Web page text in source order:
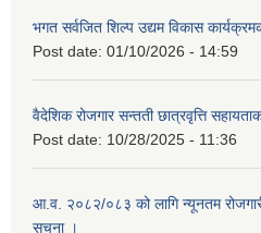
भगत सर्वजित शिल्प उद्यम विकास
Post date: 01/10/2026 - 14:59
वैदेशिक रोजगार सन्तती छात्रवृत्ति
Post date: 10/28/2025 - 11:36
आ.व. २०८२/०८३ को लागि न्यूनतम
सूचना ।